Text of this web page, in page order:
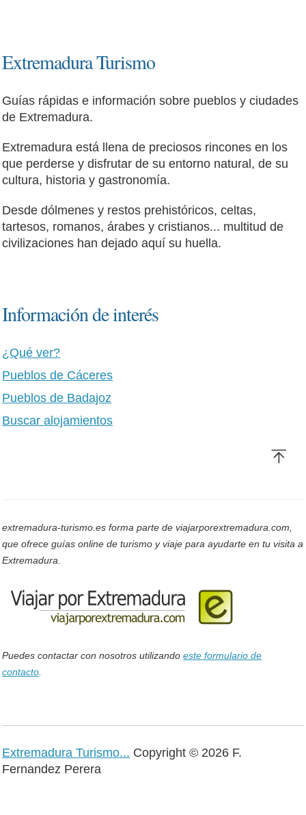
Extremadura Turismo
Guías rápidas e información sobre pueblos y ciudades
de Extremadura.
Extremadura está llena de preciosos rincones en los
que perderse y disfrutar de su entorno natural, de su
cultura, historia y gastronomía.
Desde dólmenes y restos prehistóricos, celtas,
tartesos, romanos, árabes y cristianos... multitud de
civilizaciones han dejado aquí su huella.
Información de interés
¿Qué ver?
Pueblos de Cáceres
Pueblos de Badajoz
Buscar alojamientos
extremadura-turismo.es forma parte de viajarporextremadura.com,
que ofrece guías online de turismo y viaje para ayudarte en tu visita a
Extremadura.
Puedes contactar con nosotros utilizandoeste formulario de
contacto
Extremadura Turismo... Copyright © 2026 F.
Fernandez Perera